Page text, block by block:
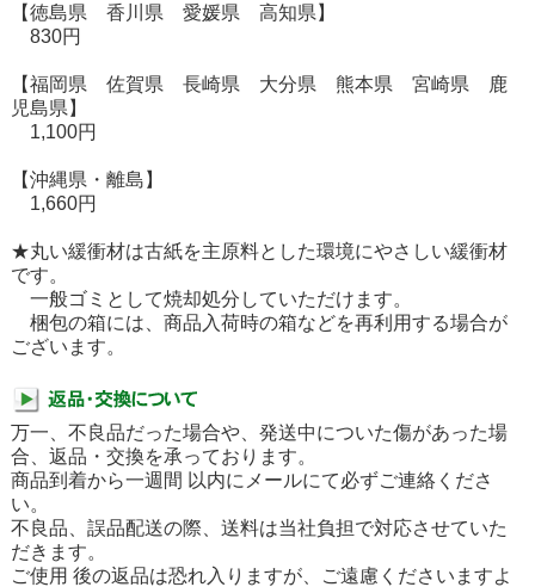
【徳島県 香川県 愛媛県 高知県】
830円
【福岡県 佐賀県 長崎県 大分県 熊本県 宮崎県 鹿
児島県】
1,100円
【沖縄県・離島】
1,660円
★丸い緩衝材は古紙を主原料とした環境にやさしい緩衝材
です。
一般ゴミとして焼却処分していただけます。
梱包の箱には、商品入荷時の箱などを再利用する場合が
ございます。
万一、不良品だった場合や、発送中についた傷があった場
合、返品・交換を承っております。
商品到着から一週間 以内にメールにて必ずご連絡くださ
い。
不良品、誤品配送の際、送料は当社負担で対応させていた
だきます。
ご使用 後の返品は恐れ入りますが、ご遠慮くださいますよ